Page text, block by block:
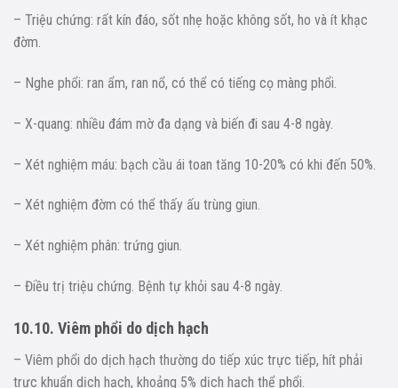
– Triệu chứng: rất kín đáo, sốt nhẹ hoặc không sốt, ho và ít khạc
đờm.
– Nghe phổi: ran ẩm, ran nổ, có thể có tiếng cọ màng phổi.
– X-quang: nhiều đám mờ đa dạng và biến đi sau 4-8 ngày.
– Xét nghiệm máu: bạch cầu ái toan tăng 10-20% có khi đến 50%.
– Xét nghiệm đờm có thể thấy ấu trùng giun.
– Xét nghiệm phân: trứng giun.
– Điều trị triệu chứng. Bệnh tự khỏi sau 4-8 ngày.
10.10. Viêm phổi do dịch hạch
– Viêm phổi do dịch hạch thường do tiếp xúc trực tiếp, hít phải
trực khuẩn dịch hạch, khoảng 5% dịch hạch thể phổi.